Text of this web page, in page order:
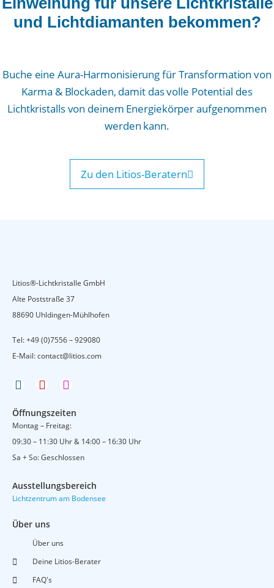
und Lichtdiamanten bekommen?
Buche eine Aura-Harmonisierung für Transformation von
Karma & Blockaden, damit das volle Potential des
Lichtkristalls von deinem Energiekörper aufgenommen
werden kann.
Zu den Litios-Beratern
Litios®-Lichtkristalle GmbH
Alte Poststraße 37
88690 Uhldingen-Mühlhofen
Tel:+49 (0)7556 – 929080
E-Mail:contact@litios.com
F
c
e
b
o
o
Y
u
t
u
b
e
I
s
t
a
g
r
m
Öffnungszeiten
Montag – Freitag:
09:30 – 11:30 Uhr & 14:00 – 16:30 Uhr
Sa + So: Geschlossen
Ausstellungsbereich
Lichtzentrum am Bodensee
Über uns
Über uns
Deine Litios-Berater
FAQ's